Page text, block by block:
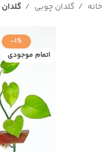
خانه گلدان چوبی گلدان
-1%
اتمام موجودی